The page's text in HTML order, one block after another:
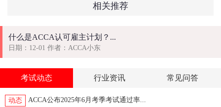
相关推荐
什么是ACCA认可雇主计划？...
日期：12-01 作者：ACCA小东
考试动态 行业资讯 常见问答
动态 ACCA公布2025年6月考季考试通过率...